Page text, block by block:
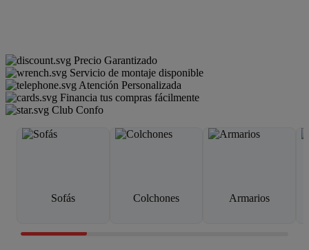
Precio Garantizado
Servicio de montaje disponible
Atención Personalizada
Financia tus compras fácilmente
Club Confo
Sofás Colchones Armarios